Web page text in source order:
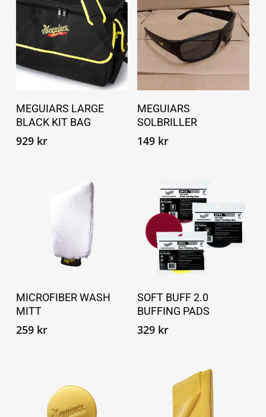
MEGUIARS LARGE
BLACK KIT BAG
929 kr
MEGUIARS
SOLBRILLER
149 kr
Legg i handlekurv
MICROFIBER WASH
MITT
259 kr
Velg alternativ
SOFT BUFF 2.0
BUFFING PADS
329 kr